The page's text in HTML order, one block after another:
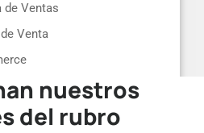
de Ventas
Venta
nuestros
del rubro